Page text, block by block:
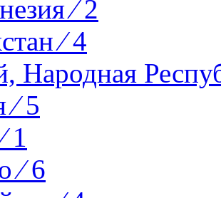
⁄ 2
⁄ 4
Народная
⁄ 5
1
⁄ 6